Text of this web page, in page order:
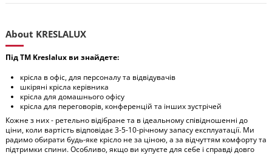
About KRESLALUX
Під ТМ Kreslalux ви знайдете:
крісла в офіс, для персоналу та відвідувачів
шкіряні крісла керівника
крісла для домашнього офісу
крісла для переговорів, конференцій та інших зустрічей
Кожне з них - ретельно відібране та в ідеальному співідношенні до
ціни, коли вартість відповідає 3-5-10-річному запасу експлуатації. Ми
радимо обирати будь-яке крісло не за ціною, а за відчуттям комфорту та
підтримки спини. Особливо, якщо ви купуєте для себе і справді довго